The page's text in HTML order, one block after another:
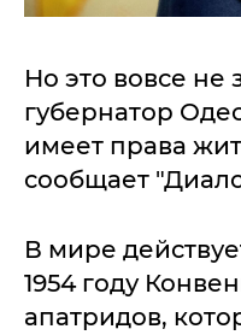
Но это вовсе не
губернатор
имеет права
сообщает
В мире
1954 году
апатридов,